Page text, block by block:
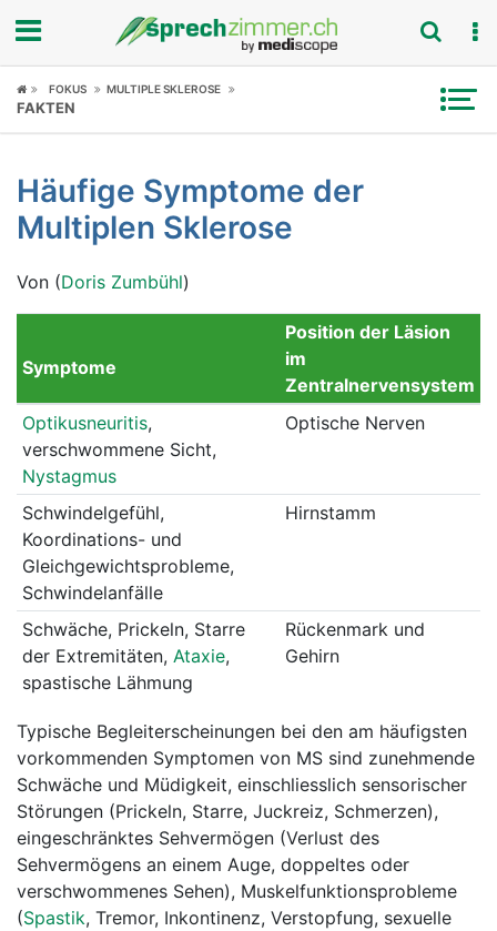
Fokus
Symptome
Untersuchungen
Ratgeber
Rubriken
FOKUS MULTIPLE SKLEROSE
FAKTEN
Häufige Symptome der
Multiplen Sklerose
Von (Doris Zumbühl)
Symptome
Position der Läsion
im
Zentralnervensystem
Optikusneuritis,
verschwommene Sicht,
Nystagmus
Optische Nerven
Schwindelgefühl,
Koordinations- und
Gleichgewichtsprobleme,
Schwindelanfälle
Hirnstamm
Schwäche, Prickeln, Starre
der Extremitäten, Ataxie,
spastische Lähmung
Rückenmark und
Gehirn
Typische Begleiterscheinungen bei den am häufigsten
vorkommenden Symptomen von MS sind zunehmende
Schwäche und Müdigkeit, einschliesslich sensorischer
Störungen (Prickeln, Starre, Juckreiz, Schmerzen),
eingeschränktes Sehvermögen (Verlust des
Sehvermögens an einem Auge, doppeltes oder
verschwommenes Sehen), Muskelfunktionsprobleme
(Spastik, Tremor, Inkontinenz, Verstopfung, sexuelle